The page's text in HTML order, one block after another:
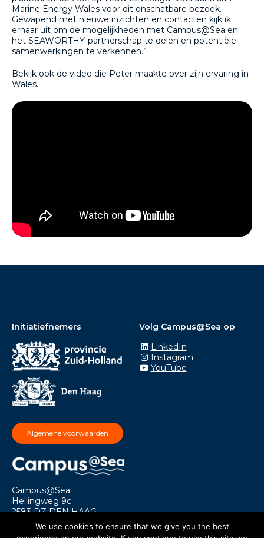
Marine Energy Wales voor dit onschatbare bezoek.
Gewapend met nieuwe inzichten en contacten kijk ik
ernaar uit om de mogelijkheden met Campus@Sea en
het SEAWORTHY-partnerschap te delen en potentiële
samenwerkingen te verkennen.”
Bekijk ook de video die Peter maakte over zijn ervaring in
Wales.
Initiatiefnemers
Algemene voorwaarden
Volg Campus@Sea op
LinkedIn
Instagram
YouTube
Campus@Sea
Hellingweg 9c
2583 DZ DEN HAAG
info@campusatsea.nl
We use cookies to ensure that we give you the best